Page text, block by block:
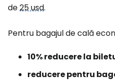
de25 usd.
Pentru bagajul de cală
10% reducere la
reducere pentru